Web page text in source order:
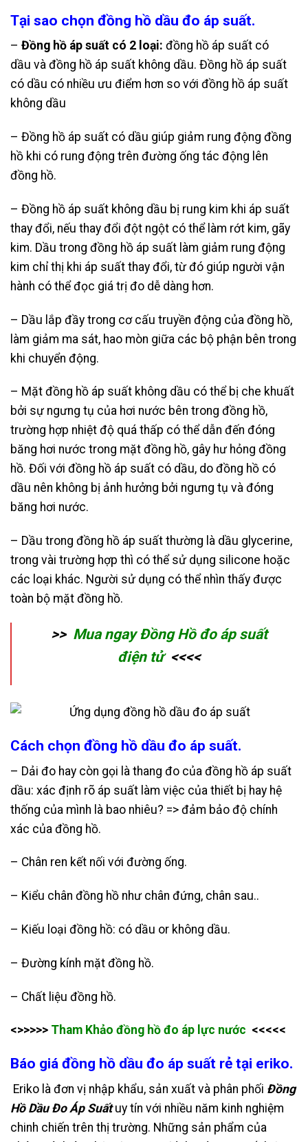
Tại sao chọn đồng hồ dầu đo áp suất.
– Đồng hồ áp suất có 2 loại: đồng hồ áp suất có
dầu và đồng hồ áp suất không dầu. Đồng hồ áp suất
có dầu có nhiều ưu điểm hơn so với đồng hồ áp suất
không dầu
– Đồng hồ áp suất có dầu giúp giảm rung động đồng
hồ khi có rung động trên đường ống tác động lên
đồng hồ.
– Đồng hồ áp suất không dầu bị rung kim khi áp suất
thay đổi, nếu thay đổi đột ngột có thể làm rớt kim, gãy
kim. Dầu trong đồng hồ áp suất làm giảm rung động
kim chỉ thị khi áp suất thay đổi, từ đó giúp người vận
hành có thể đọc giá trị đo dễ dàng hơn.
– Dầu lắp đầy trong cơ cấu truyền động của đồng hồ,
làm giảm ma sát, hao mòn giữa các bộ phận bên trong
khi chuyển động.
– Mặt đồng hồ áp suất không dầu có thể bị che khuất
bởi sự ngưng tụ của hơi nước bên trong đồng hồ,
trường hợp nhiệt độ quá thấp có thể dẫn đến đóng
băng hơi nước trong mặt đồng hồ, gây hư hỏng đồng
hồ. Đối với đồng hồ áp suất có dầu, do đồng hồ có
dầu nên không bị ảnh hưởng bởi ngưng tụ và đóng
băng hơi nước.
– Dầu trong đồng hồ áp suất thường là dầu glycerine,
trong vài trường hợp thì có thể sử dụng silicone hoặc
các loại khác. Người sử dụng có thể nhìn thấy được
toàn bộ mặt đồng hồ.
>> Mua ngay Đồng Hồ đo áp suất
điện tử<<<<
Cách chọn đồng hồ dầu đo áp suất.
– Dải đo hay còn gọi là thang đo của đồng hồ áp suất
dầu: xác định rõ áp suất làm việc của thiết bị hay hệ
thống của mình là bao nhiêu? => đảm bảo độ chính
xác của đồng hồ.
– Chân ren kết nối với đường ống.
– Kiểu chân đồng hồ như chân đứng, chân sau..
– Kiếu loại đồng hồ: có dầu or không dầu.
– Đường kính mặt đồng hồ.
– Chất liệu đồng hồ.
<>>>>> Tham Khảo đồng hồ đo áp lực nước <<<<<
Báo giá đồng hồ dầu đo áp suất rẻ tại eriko.
Eriko là đơn vị nhập khẩu, sản xuất và phân phối Đồng
Hồ Dầu Đo Áp Suất uy tín với nhiều năm kinh nghiệm
chinh chiến trên thị trường. Những sản phẩm của